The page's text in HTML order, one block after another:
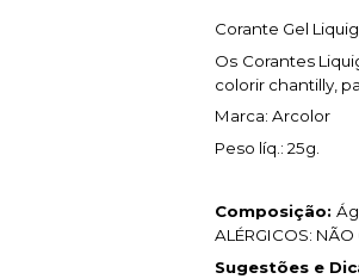
Corante Gel
Os Corantes
colorir chantilly,
Marca: Arcolor
Peso líq.: 25g
Composição:
ALÉRGICOS: NÃO
Sugestões e